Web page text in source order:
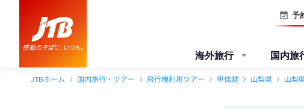
予
海外旅行 国内旅
JTBホーム 国内旅行・ツアー 飛行機利用ツアー 甲信越 山梨県 山梨